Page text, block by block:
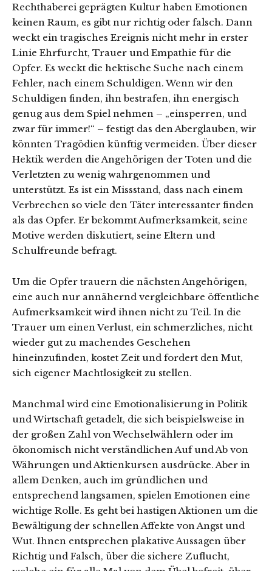
Rechthaberei geprägten Kultur haben Emotionen
keinen Raum, es gibt nur richtig oder falsch. Dann
weckt ein tragisches Ereignis nicht mehr in erster
Linie Ehrfurcht, Trauer und Empathie für die
Opfer. Es weckt die hektische Suche nach einem
Fehler, nach einem Schuldigen. Wenn wir den
Schuldigen finden, ihn bestrafen, ihn energisch
genug aus dem Spiel nehmen – „einsperren, und
zwar für immer!“ – festigt das den Aberglauben, wir
könnten Tragödien künftig vermeiden. Über dieser
Hektik werden die Angehörigen der Toten und die
Verletzten zu wenig wahrgenommen und
unterstützt. Es ist ein Missstand, dass nach einem
Verbrechen so viele den Täter interessanter finden
als das Opfer. Er bekommt Aufmerksamkeit, seine
Motive werden diskutiert, seine Eltern und
Schulfreunde befragt.
Um die Opfer trauern die nächsten Angehörigen,
eine auch nur annähernd vergleichbare öffentliche
Aufmerksamkeit wird ihnen nicht zu Teil. In die
Trauer um einen Verlust, ein schmerzliches, nicht
wieder gut zu machendes Geschehen
hineinzufinden, kostet Zeit und fordert den Mut,
sich eigener Machtlosigkeit zu stellen.
Manchmal wird eine Emotionalisierung in Politik
und Wirtschaft getadelt, die sich beispielsweise in
der großen Zahl von Wechselwählern oder im
ökonomisch nicht verständlichen Auf und Ab von
Währungen und Aktienkursen ausdrücke. Aber in
allem Denken, auch im gründlichen und
entsprechend langsamen, spielen Emotionen eine
wichtige Rolle. Es geht bei hastigen Aktionen um die
Bewältigung der schnellen Affekte von Angst und
Wut. Ihnen entsprechen plakative Aussagen über
Richtig und Falsch, über die sichere Zuflucht,